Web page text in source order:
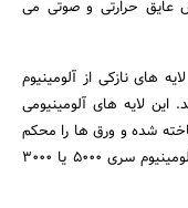
عایق حرارتی و صوتی می
های نازکی از آلومینیوم
لایه های آلومینیومی
شده و ورق ها را محکم
و مقاوم می کند. لایه های آلومینیومی معمولاً آلومینیوم سری 5000 یا 3000